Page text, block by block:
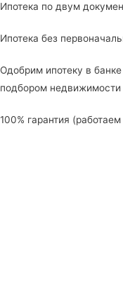
Ипотека по двум
Ипотека без
Одобрим ипотеку в
подбором недвижимости
100% гарантия